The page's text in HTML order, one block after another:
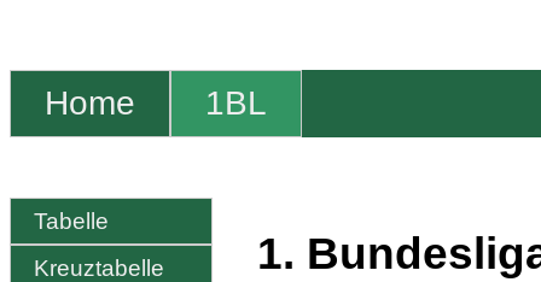
Home 1BL
Tabelle
Kreuztabelle
1.